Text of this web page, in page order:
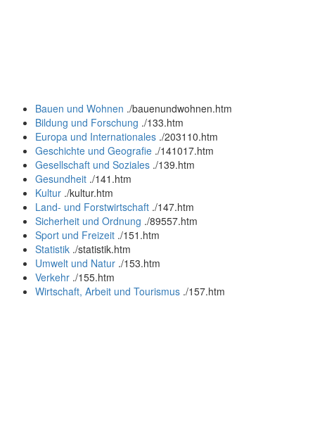
Bauen und Wohnen ./bauenundwohnen.htm
Bildung und Forschung ./133.htm
Europa und Internationales ./203110.htm
Geschichte und Geografie ./141017.htm
Gesellschaft und Soziales ./139.htm
Gesundheit ./141.htm
Kultur ./kultur.htm
Land- und Forstwirtschaft ./147.htm
Sicherheit und Ordnung ./89557.htm
Sport und Freizeit ./151.htm
Statistik ./statistik.htm
Umwelt und Natur ./153.htm
Verkehr ./155.htm
Wirtschaft, Arbeit und Tourismus ./157.htm